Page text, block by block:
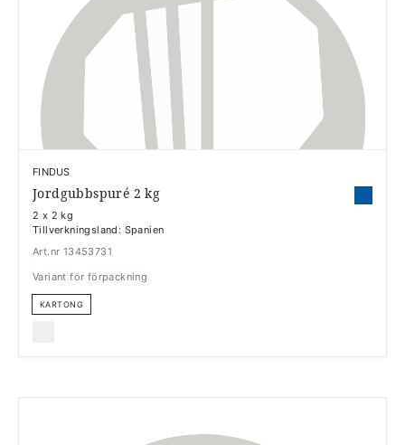
FINDUS
Jordgubbspuré 2 kg
2 x 2 kg
Tillverkningsland: Spanien
Art.nr 13453731
Variant för förpackning
KARTONG